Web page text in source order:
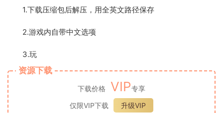
1.下载压缩包后解压，用全英文路径保存
2.游戏内自带中文选项
3.玩
资源下载
下载价格 VIP专享
仅限VIP下载
升级VIP